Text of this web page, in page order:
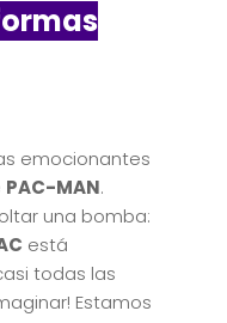
emocionantes
PAC-MAN.
una bomba:
está
todas las
Estamos